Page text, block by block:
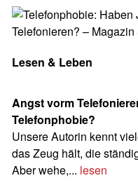
Lesen & Leben
Angst vorm Telefonieren: Leiden Jugendliche unter
Telefonphobie?
Unsere Autorin kennt
das Zeug hält, die
Aber wehe,... lesen